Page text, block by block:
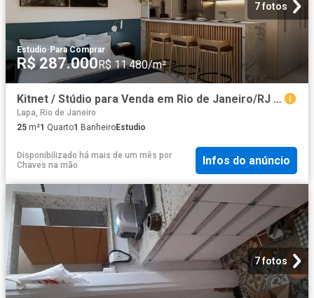
7 fotos
Estudio· Para Comprar
R$ 287.000R$ 11.480/m²
Kitnet / Stúdio para Venda em Rio de Janeiro/RJ Centro 1 Quartos
Lapa, Rio de Janeiro
25 m²1 Quarto1 BanheiroEstudio
Disponibilizado há mais de um mês por
Chaves na mão
Infos do anúncio
7 fotos